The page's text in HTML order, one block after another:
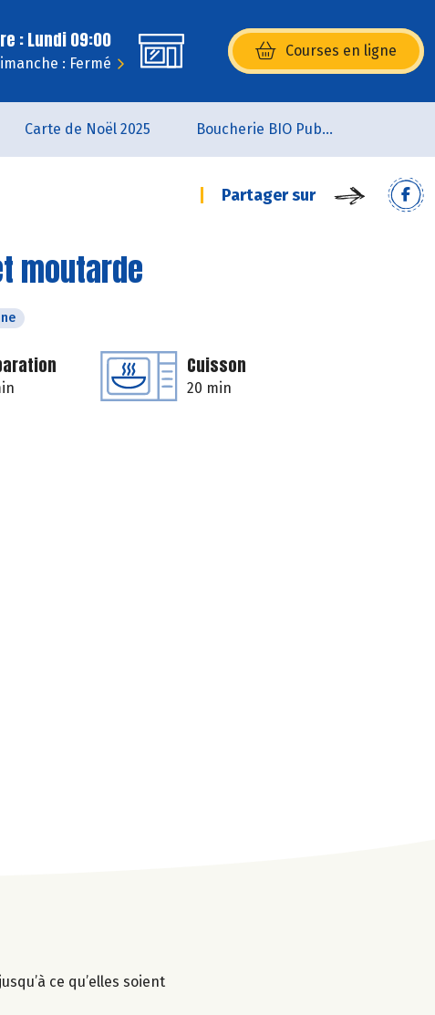
: Lundi 09:00
: Fermé
Courses en ligne
(s’ouvre dans une nouvelle
Carte de Noël 2025 Boucherie BIO Publier
Partager sur
moutarde
Cuisson
20 min
ce qu’elles soient